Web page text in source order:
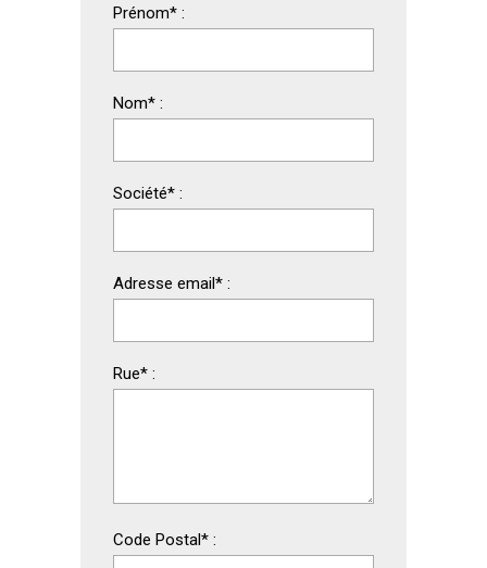
Prénom* :
Nom* :
Société* :
Adresse email* :
Rue* :
Code Postal* :